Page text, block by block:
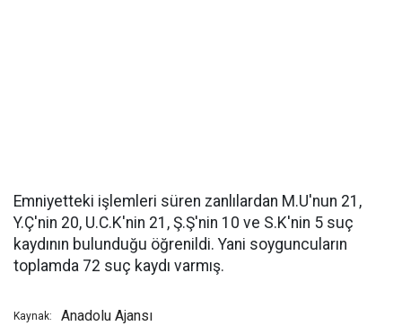
Emniyetteki işlemleri süren zanlılardan M.U'nun 21,
Y.Ç'nin 20, U.C.K'nin 21, Ş.Ş'nin 10 ve S.K'nin 5 suç
kaydının bulunduğu öğrenildi. Yani soyguncuların
toplamda 72 suç kaydı varmış.
Kaynak: Anadolu Ajansı